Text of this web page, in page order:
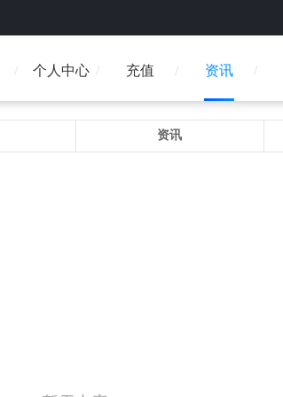
个人中心 充值 资讯
资讯